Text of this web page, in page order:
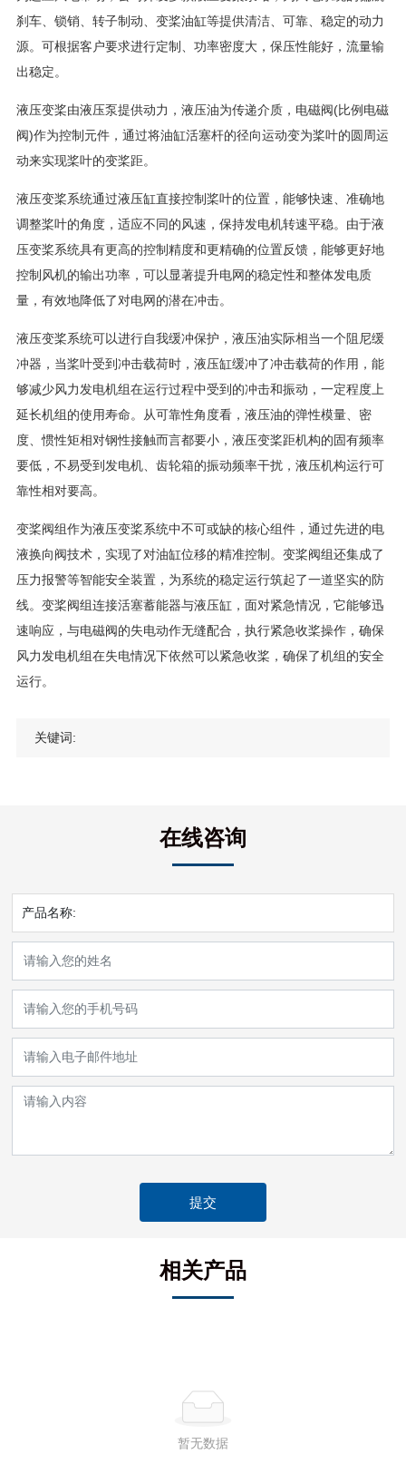
刹车、锁销、转子制动、变桨油缸等提供清洁、可靠、稳定的动力
源。可根据客户要求进行定制、功率密度大，保压性能好，流量输
出稳定。
液压变桨由液压泵提供动力，液压油为传递介质，电磁阀(比例电磁
阀)作为控制元件，通过将油缸活塞杆的径向运动变为桨叶的圆周运
动来实现桨叶的变桨距。
液压变桨系统通过液压缸直接控制桨叶的位置，能够快速、准确地
调整桨叶的角度，适应不同的风速，保持发电机转速平稳。由于液
压变桨系统具有更高的控制精度和更精确的位置反馈，能够更好地
控制风机的输出功率，可以显著提升电网的稳定性和整体发电质
量，有效地降低了对电网的潜在冲击。
液压变桨系统可以进行自我缓冲保护，液压油实际相当一个阻尼缓
冲器，当桨叶受到冲击载荷时，液压缸缓冲了冲击载荷的作用，能
够减少风力发电机组在运行过程中受到的冲击和振动，一定程度上
延长机组的使用寿命。从可靠性角度看，液压油的弹性模量、密
度、惯性矩相对钢性接触而言都要小，液压变桨距机构的固有频率
要低，不易受到发电机、齿轮箱的振动频率干扰，液压机构运行可
靠性相对要高。
变桨阀组作为液压变桨系统中不可或缺的核心组件，通过先进的电
液换向阀技术，实现了对油缸位移的精准控制。变桨阀组还集成了
压力报警等智能安全装置，为系统的稳定运行筑起了一道坚实的防
线。变桨阀组连接活塞蓄能器与液压缸，面对紧急情况，它能够迅
速响应，与电磁阀的失电动作无缝配合，执行紧急收桨操作，确保
风力发电机组在失电情况下依然可以紧急收桨，确保了机组的安全
运行。
关键词:
在线咨询
产品名称:
提交
相关产品
暂无数据